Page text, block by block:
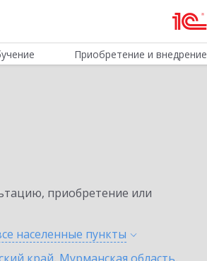
Приобретение и внедрение
приобретение или
населенные пункты